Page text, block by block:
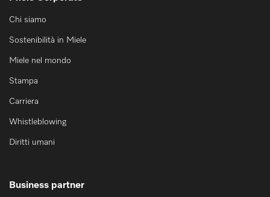
Chi siamo
Sostenibilità in Miele
Miele nel mondo
Stampa
Carriera
Whistleblowing
Diritti umani
Business partner